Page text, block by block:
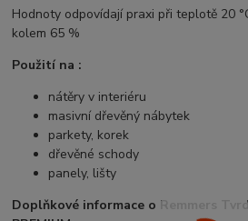
Hodnoty odpovídají praxi při teplotě 20
kolem 65 %
Použití na :
nátěry v interiéru
masivní dřevěný nábytek
parkety, korek
dřevěné schody
panely, lišty
Doplňkové informace o Remmers